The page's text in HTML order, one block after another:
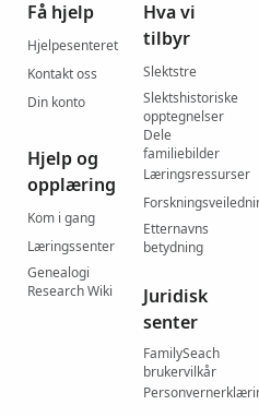
Få hjelp
Hjelpesenteret
Kontakt oss
Din konto
Hjelp og
opplæring
Kom i gang
Læringssenter
Genealogi
Research Wiki
Hva vi
tilbyr
Slektstre
Slektshistoriske
opptegnelser
Dele
familiebilder
Læringsressurser
Etternavns
betydning
Juridisk
senter
FamilySeach
brukervilkår